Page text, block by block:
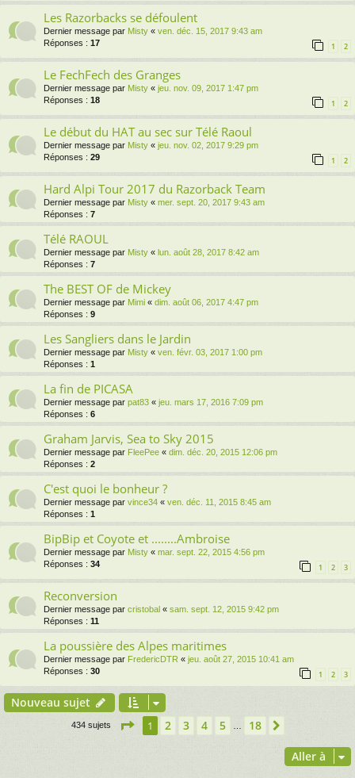
Les Razorbacks se défoulent
Dernier message par Misty « ven. déc. 15, 2017 9:43 am
Réponses : 17 1 2
Le FechFech des Granges
Dernier message par Misty « jeu. nov. 09, 2017 1:47 pm
Réponses : 18 1 2
Le début du HAT au sec sur Télé Raoul
Dernier message par Misty « jeu. nov. 02, 2017 9:29 pm
Réponses : 29 1 2
Hard Alpi Tour 2017 du Razorback Team
Dernier message par Misty « mer. sept. 20, 2017 9:43 am
Réponses : 7
Télé RAOUL
Dernier message par Misty « lun. août 28, 2017 8:42 am
Réponses : 7
The BEST OF de Mickey
Dernier message par Mimi « dim. août 06, 2017 4:47 pm
Réponses : 9
Les Sangliers dans le Jardin
Dernier message par Misty « ven. févr. 03, 2017 1:00 pm
Réponses : 1
La fin de PICASA
Dernier message par pat83 « jeu. mars 17, 2016 7:09 pm
Réponses : 6
Graham Jarvis, Sea to Sky 2015
Dernier message par FleePee « dim. déc. 20, 2015 12:06 pm
Réponses : 2
C'est quoi le bonheur ?
Dernier message par vince34 « ven. déc. 11, 2015 8:45 am
Réponses : 1
BipBip et Coyote et ........Ambroise
Dernier message par Misty « mar. sept. 22, 2015 4:56 pm
Réponses : 34 1 2 3
Reconversion
Dernier message par cristobal « sam. sept. 12, 2015 9:42 pm
Réponses : 11
La poussière des Alpes maritimes
Dernier message par FredericDTR « jeu. août 27, 2015 10:41 am
Réponses : 30 1 2 3
Nouveau sujet
434 sujets Page 1sur 18
1 2 3 4 5 18
Aller à